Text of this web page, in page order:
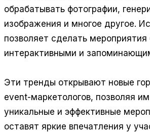
обрабатывать фотографии,
изображения и многое другое.
позволяет сделать мероприятия
интерактивными и
Эти тренды открывают новые
event-маркетологов, позволяя
уникальные и эффективные
оставят яркие впечатления у